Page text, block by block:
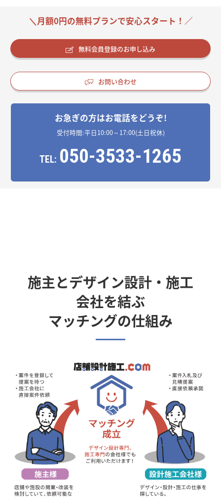
＼月額0円の無料プランで安心スタート！／
無料会員登録のお申し込み
お問い合わせ
お急ぎの方はお電話をどうぞ!
受付時間:平日10:00～17:00(土日祝休)
TEL: 050-3533-1265
施主とデザイン設計・施工
会社を結ぶ
マッチングの仕組み